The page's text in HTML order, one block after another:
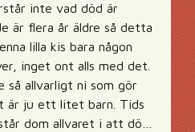
inte vad död är
är flera år äldre så detta
lilla kis bara någon
inget ont alls med det.
så allvarligt ni som gör
är ju ett litet barn. Tids
dom allvaret i att dö…